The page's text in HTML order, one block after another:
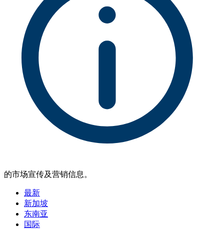
的市场宣传及营销信息。
最新
新加坡
东南亚
国际